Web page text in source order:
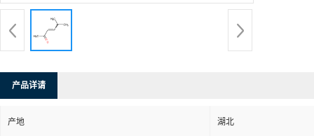
产品详请
产地 湖北